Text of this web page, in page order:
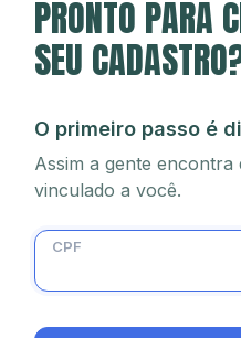
PRONTO PARA
SEU
O primeiro passo é
Assim a gente encontra
vinculado a você.
CPF